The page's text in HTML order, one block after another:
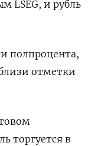
LSEG, и рубль
полпроцента,
отметки
торгуется в